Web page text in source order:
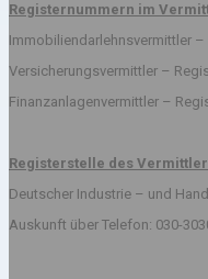
Registernummern im
Registerstelle des
Deutscher Industrie – und
Auskunft über Telefon: 030-